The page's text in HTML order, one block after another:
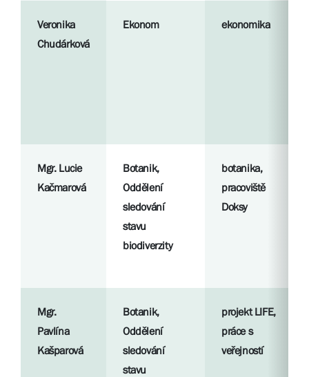
Veronika
Chudárková
Ekonom ekonomika
Mgr. Lucie
Kačmarová
Botanik,
Oddělení
sledování
stavu
biodiverzity
botanika,
pracoviště
Doksy
Mgr.
Pavlína
Kašparová
Botanik,
Oddělení
sledování
stavu
projekt LIFE,
práce s
veřejností